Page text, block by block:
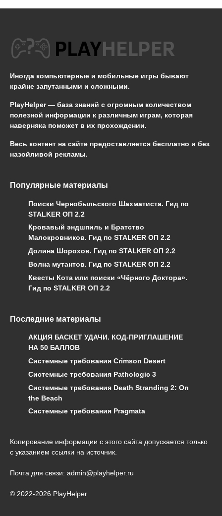
Иногда компьютерные и мобильные игры бывают
крайне запутанными и сложными.
PlayHelper — база знаний с огромным количеством
полезной информации к различным играм, которая
наверняка поможет в их прохождении.
Весь контент на сайте предоставляется бесплатно и без
назойливой рекламы.
Популярные материалы
Поиски Чернобыльского Шахматиста. Гид по
STALKER ОП 2.2
Кровавый эндшпиль и Братство
Малокровников. Гид по STALKER ОП 2.2
Долина Шорохов. Гид по STALKER ОП 2.2
Волна мутантов. Гид по STALKER ОП 2.2
Квесты Кота или поиски «Чёрного Доктора».
Гид по STALKER ОП 2.2
Последние материалы
АКЦИЯ БАСКЕТ УДАЧИ. КОД-ПРИГЛАШЕНИЕ
НА 50 БАЛЛОВ
Системные требования Crimson Desert
Системные требования Pathologic 3
Системные требования Death Stranding 2: On
the Beach
Системные требования Pragmata
Копирование информации с этого сайта допускается только
с указанием ссылки на источник.
Почта для связи: admin@playhelper.ru
© 2022-2026 PlayHelper